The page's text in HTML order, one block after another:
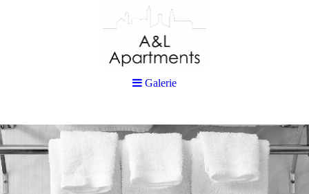
Galerie